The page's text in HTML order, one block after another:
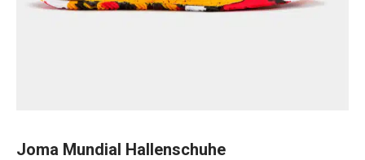
Joma Mundial Hallenschuhe